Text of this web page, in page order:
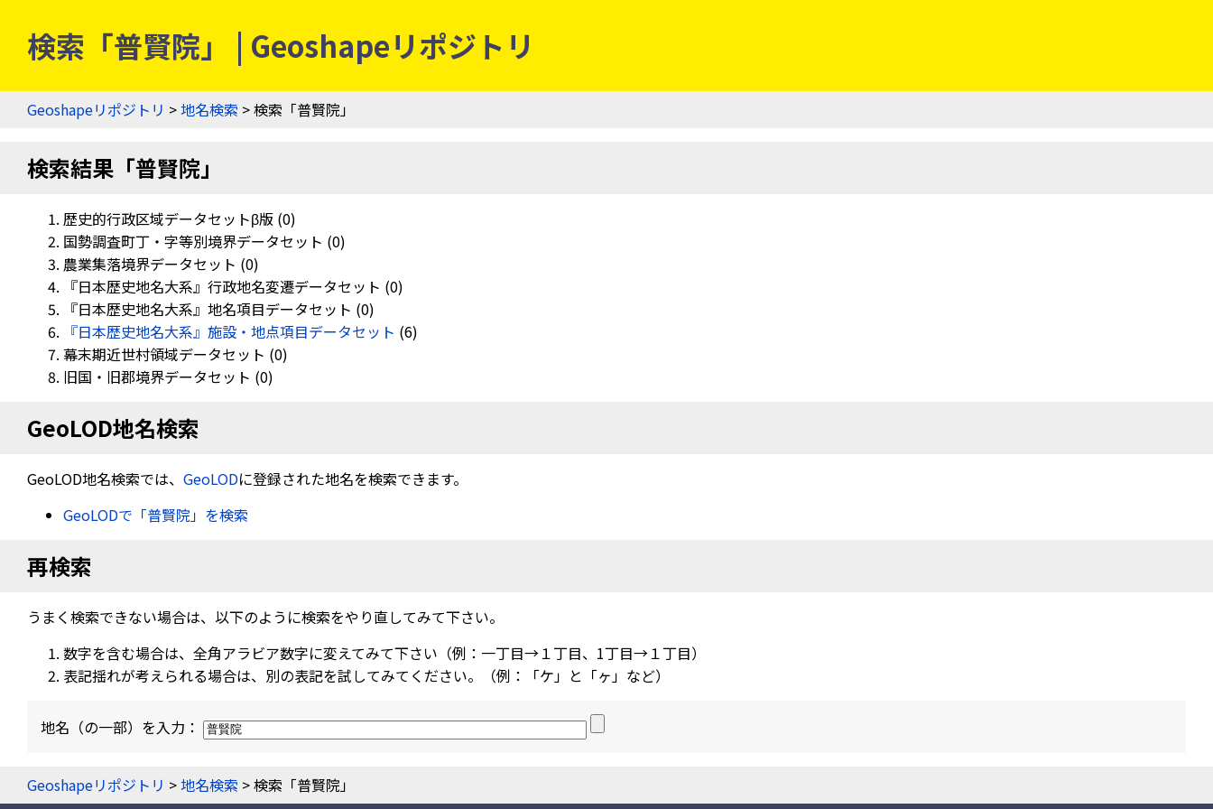
検索「普賢院」 | Geoshapeリポジトリ
Geoshapeリポジトリ >地名検索 > 検索「普賢院」
検索結果「普賢院」
歴史的行政区域データセットβ版 (0)
国勢調査町丁・字等別境界データセット (0)
農業集落境界データセット (0)
『日本歴史地名大系』行政地名変遷データセット (0)
『日本歴史地名大系』地名項目データセット (0)
『日本歴史地名大系』施設・地点項目データセット (6)
幕末期近世村領域データセット (0)
旧国・旧郡境界データセット (0)
GeoLOD地名検索
GeoLOD地名検索では、 GeoLODに登録された地名を検索できます。
GeoLODで「普賢院」を検索
再検索
うまく検索できない場合は、以下のように検索をやり直してみて下さい。
数字を含む場合は、全角アラビア数字に変えてみて下さい（例：一丁目→１丁目、1丁目→１丁目）
表記揺れが考えられる場合は、別の表記を試してみてください。（例：「ケ」と「ヶ」など）
地名（の一部）を入力：
Geoshapeリポジトリ >地名検索 > 検索「普賢院」